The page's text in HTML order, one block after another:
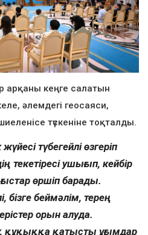
арқаны кеңге салатын
әлемдегі геосаяси,
түскеніне тоқталды.
түбегейлі өзгеріп
текетіресі ушығып, кейбір
өршіп барады.
бізге беймәлім, терең
орын алуда.
құқыққа қатысты ұғымдар